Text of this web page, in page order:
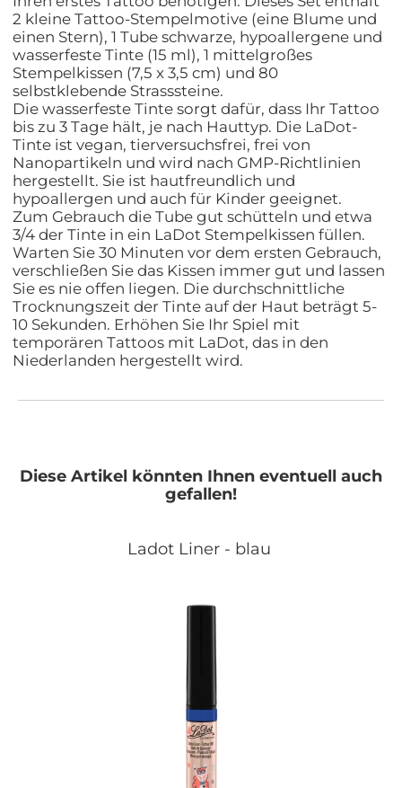
2 kleine Tattoo-Stempelmotive (eine Blume und
einen Stern), 1 Tube schwarze, hypoallergene und
wasserfeste Tinte (15 ml), 1 mittelgroßes
Stempelkissen (7,5 x 3,5 cm) und 80
selbstklebende Strasssteine.
Die wasserfeste Tinte sorgt dafür, dass Ihr Tattoo
bis zu 3 Tage hält, je nach Hauttyp. Die LaDot-
Tinte ist vegan, tierversuchsfrei, frei von
Nanopartikeln und wird nach GMP-Richtlinien
hergestellt. Sie ist hautfreundlich und
hypoallergen und auch für Kinder geeignet.
Zum Gebrauch die Tube gut schütteln und etwa
3/4 der Tinte in ein LaDot Stempelkissen füllen.
Warten Sie 30 Minuten vor dem ersten Gebrauch,
verschließen Sie das Kissen immer gut und lassen
Sie es nie offen liegen. Die durchschnittliche
Trocknungszeit der Tinte auf der Haut beträgt 5-
10 Sekunden. Erhöhen Sie Ihr Spiel mit
temporären Tattoos mit LaDot, das in den
Niederlanden hergestellt wird.
Diese Artikel könnten Ihnen eventuell auch
gefallen!
Ladot Liner - blau